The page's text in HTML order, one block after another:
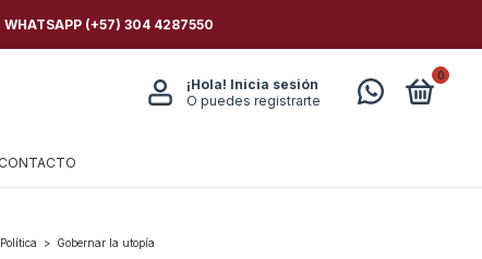
WHATSAPP (+57) 304 4287550
¡Hola! Inicia sesión
O puedes registrarte
0
CONTACTO
Política > Gobernar la utopía